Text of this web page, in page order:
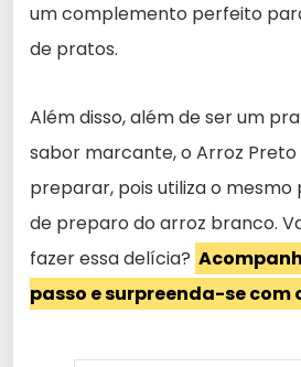
um complemento perfeito
de pratos.
Além disso, além de ser um
sabor marcante, o Arroz
preparar, pois utiliza o mesmo
de preparo do arroz branco.
fazer essa delícia?
passo e surpreenda-se com